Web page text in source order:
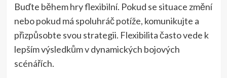
Buďte během hry flexibilní. Pokud se situace změní
nebo pokud má spoluhráč potíže, komunikujte a
přizpůsobte svou strategii. Flexibilita často vede k
lepším výsledkům v dynamických bojových
scénářích.